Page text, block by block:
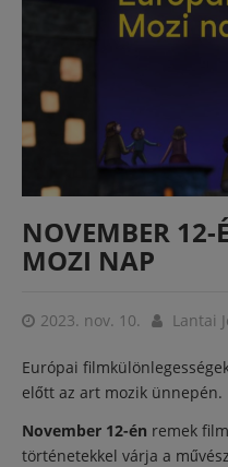
NOVEMBER 12-
MOZI NAP
2023. nov. 10. Lantai
Európai
előtt az art mozik ünnepén.
November 12-én remek
történetekkel várja a